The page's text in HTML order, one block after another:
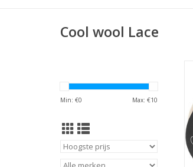
Cool wool Lace
Min: €0 Max: €10